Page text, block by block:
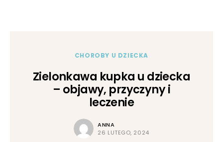
CHOROBY U DZIECKA
Zielonkawa kupka u dziecka
– objawy, przyczyny i
leczenie
ANNA
26 LUTEGO, 2024